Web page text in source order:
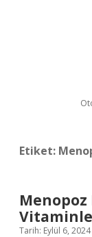
Etiket:
Tarih: Eylül 6, 2024